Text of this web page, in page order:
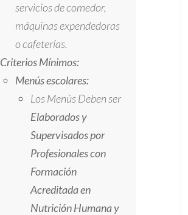
servicios de comedor,
máquinas expendedoras
o cafeterías.
Criterios Mínimos:
Menús escolares:
Los Menús Deben ser
Elaborados y
Supervisados por
Profesionales con
Formación
Acreditada en
Nutrición Humana y